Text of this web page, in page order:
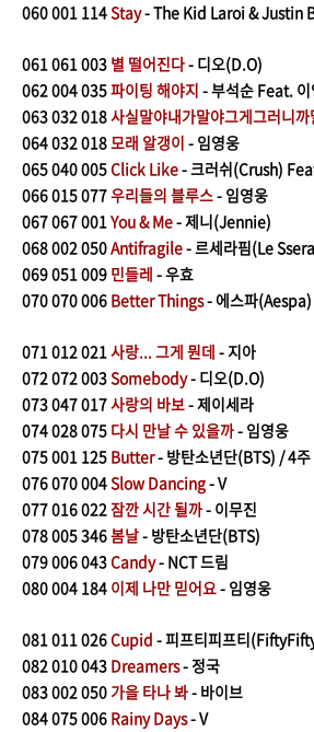
060001 114Stay- The Kid Laroi & Justin
061061 003 별 떨어진다- 디오(D.O)
062004 035파이팅 해야지 - 부석순 Feat. 이
063032 018사실말야내가말야그게그러니까
064032 018모래 알갱이 - 임영웅
065040 005Click Like- 크러쉬(Crush)
066015 077우리들의 블루스- 임영웅
067 067 001You & Me- 제니(Jennie)
068002 050Antifragile- 르세라핌(Le
069051 009 민들레 - 우효
070070006 Better Things- 에스파(Aespa)
071012021사랑... 그게 뭔데 - 지아
072072 003Somebody- 디오(D.O)
073047 017사랑의 바보- 제이세라
074028 075 다시 만날 수 있을까- 임영웅
075001 125 Butter- 방탄소년단(BTS) / 4주
076070 004Slow Dancing- V
077016022잠깐 시간 될까- 이무진
078005 346봄날- 방탄소년단(BTS)
079006 043Candy- NCT 드림
080004 184 이제 나만 믿어요- 임영웅
081011 026Cupid - 피프티피프티
082010 043 Dreamers- 정국
083 002 050 가을 타나 봐- 바이브
084075 006 Rainy Days- V